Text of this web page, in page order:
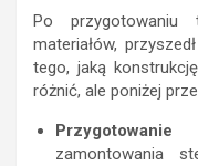
Po przygotowaniu
materiałów,
tego, jaką
różnić, ale poniżej
Przygotowanie
zamontowania